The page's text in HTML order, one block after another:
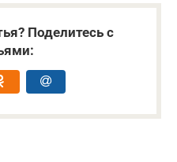
Поделитесь с